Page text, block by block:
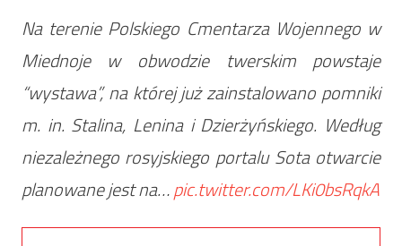
Na terenie Polskiego Cmentarza Wojennego w
Miednoje w obwodzie twerskim powstaje
“wystawa”, na której już zainstalowano pomniki
m. in. Stalina, Lenina i Dzierżyńskiego. Według
niezależnego rosyjskiego portalu Sota otwarcie
planowane jest na…pic.twitter.com/LKi0bsRqkA